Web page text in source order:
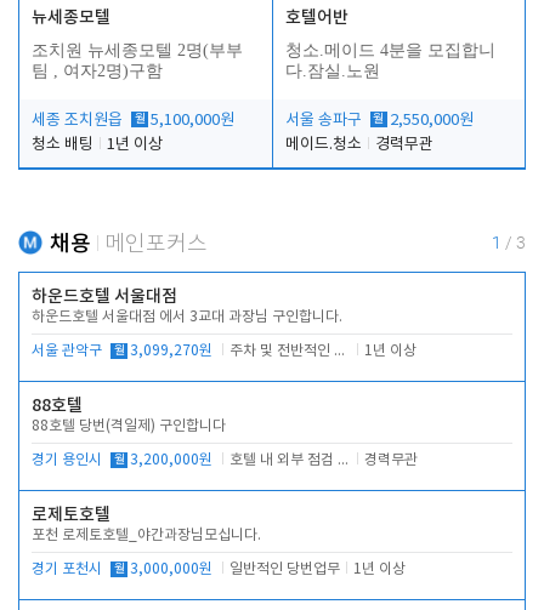
뉴세종모텔
조치원 뉴세종모텔 2명(부부
팀 , 여자2명)구함
세종 조치원읍 월 5,100,000원
청소 배팅
1년 이상
호텔어반
청소.메이드 4분을 모집합니
다.잠실.노원
서울 송파구 월 2,550,000원
메이드.청소
경력무관
채용 메인포커스 1 / 3
하운드호텔 서울대점
하운드호텔 서울대점 에서 3교대 과장님 구인합니다.
서울 관악구 월 3,099,270원 주차 및 전반적인 당번업무 1년 이상
88호텔
88호텔 당번(격일제) 구인합니다
경기 용인시 월 3,200,000원 호텔 내 외부 점검 및 프런트 운영 경력무관
로제토호텔
포천 로제토호텔_야간과장님모십니다.
경기 포천시 월 3,000,000원 일반적인 당번업무 1년 이상